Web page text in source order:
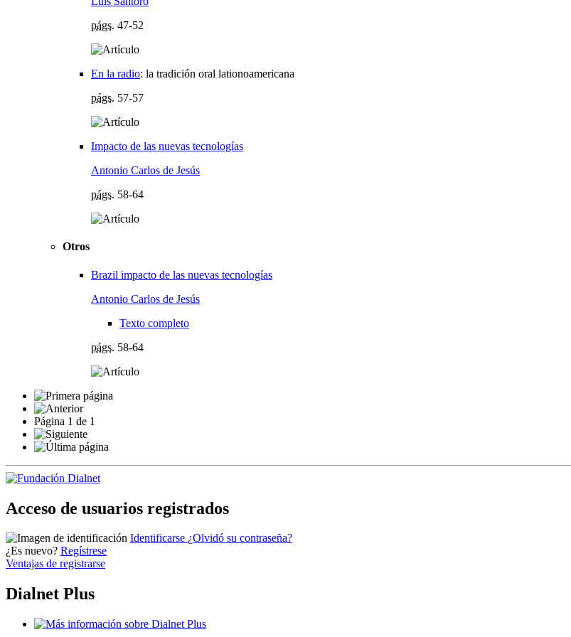
págs. 47-52
En la radio: la tradición oral lationoamericana
págs. 57-57
Impacto de las nuevas tecnologías
Antonio Carlos de Jesús
págs. 58-64
Otros
Brazil impacto de las nuevas tecnologías
Antonio Carlos de Jesús
Texto completo
págs. 58-64
Página 1 de 1
Acceso de usuarios registrados
Identificarse ¿Olvidó su contraseña?
¿Es nuevo? Regístrese
Ventajas de registrarse
Dialnet Plus